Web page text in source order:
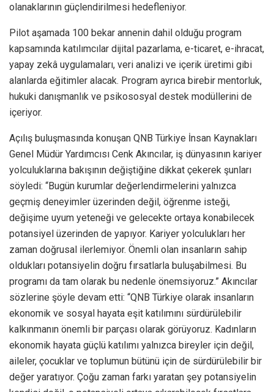
olanaklarının güçlendirilmesi hedefleniyor.
Pilot aşamada 100 bekar annenin dahil olduğu program
kapsamında katılımcılar dijital pazarlama, e-ticaret, e-ihracat,
yapay zekâ uygulamaları, veri analizi ve içerik üretimi gibi
alanlarda eğitimler alacak. Program ayrıca birebir mentorluk,
hukuki danışmanlık ve psikososyal destek modüllerini de
içeriyor.
Açılış buluşmasında konuşan QNB Türkiye İnsan Kaynakları
Genel Müdür Yardımcısı Cenk Akıncılar, iş dünyasının kariyer
yolculuklarına bakışının değiştiğine dikkat çekerek şunları
söyledi: “Bugün kurumlar değerlendirmelerini yalnızca
geçmiş deneyimler üzerinden değil, öğrenme isteği,
değişime uyum yeteneği ve gelecekte ortaya konabilecek
potansiyel üzerinden de yapıyor. Kariyer yolculukları her
zaman doğrusal ilerlemiyor. Önemli olan insanların sahip
oldukları potansiyelin doğru fırsatlarla buluşabilmesi. Bu
programı da tam olarak bu nedenle önemsiyoruz.” Akıncılar
sözlerine şöyle devam etti: “QNB Türkiye olarak insanların
ekonomik ve sosyal hayata eşit katılımını sürdürülebilir
kalkınmanın önemli bir parçası olarak görüyoruz. Kadınların
ekonomik hayata güçlü katılımı yalnızca bireyler için değil,
aileler, çocuklar ve toplumun bütünü için de sürdürülebilir bir
değer yaratıyor. Çoğu zaman farkı yaratan şey potansiyelin